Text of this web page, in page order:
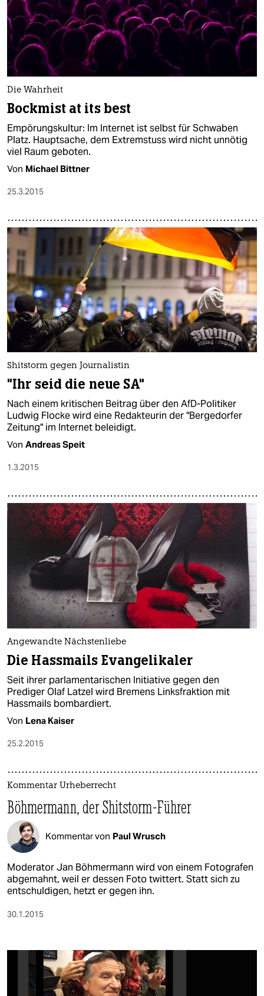
Die Wahrheit
Bockmist at its best
Empörungskultur: Im Internet ist selbst für Schwaben
Platz. Hauptsache, dem Extremstuss wird nicht unnötig
viel Raum geboten.
Von Michael Bittner
25.3.2015
Shitstorm gegen Journalistin
"Ihr seid die neue SA"
Nach einem kritischen Beitrag über den AfD-Politiker
Ludwig Flocke wird eine Redakteurin der "Bergedorfer
Zeitung" im Internet beleidigt.
Von Andreas Speit
1.3.2015
Angewandte Nächstenliebe
Die Hassmails Evangelikaler
Seit ihrer parlamentarischen Initiative gegen den
Prediger Olaf Latzel wird Bremens Linksfraktion mit
Hassmails bombardiert.
Von Lena Kaiser
25.2.2015
Kommentar Urheberrecht
Böhmermann, der Shitstorm-Führer
Kommentar von Paul Wrusch
Moderator Jan Böhmermann wird von einem Fotografen
abgemahnt, weil er dessen Foto twittert. Statt sich zu
entschuldigen, hetzt er gegen ihn.
30.1.2015